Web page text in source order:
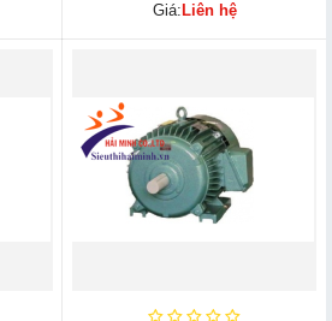
Giá: Liên hệ